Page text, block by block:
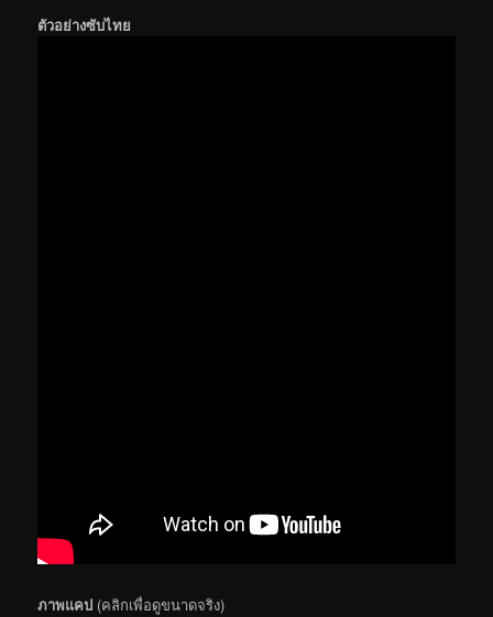
ตัวอย่างซับไทย
ภาพแคป (คลิกเพื่อดูขนาดจริง)